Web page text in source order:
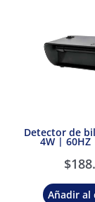
Detector de
4W | 60HZ
$
Añadir al